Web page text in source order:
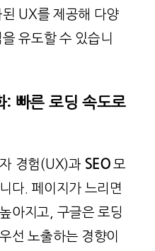
된 UX를 제공해 다양
유도할 수 있습니
: 빠른 로딩 속도로
경험(UX)과 SEO모
다. 페이지가 느리면
아지고, 구글은 로딩
선 노출하는 경향이